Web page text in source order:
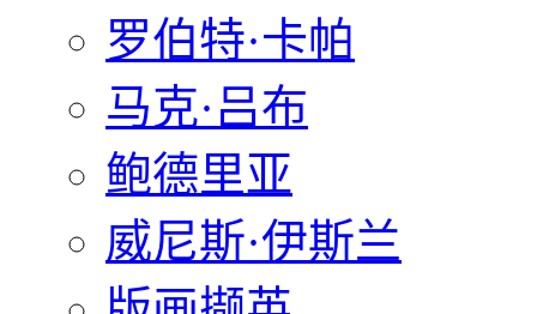
罗伯特·卡帕
马克·吕布
鲍德里亚
威尼斯·伊斯兰